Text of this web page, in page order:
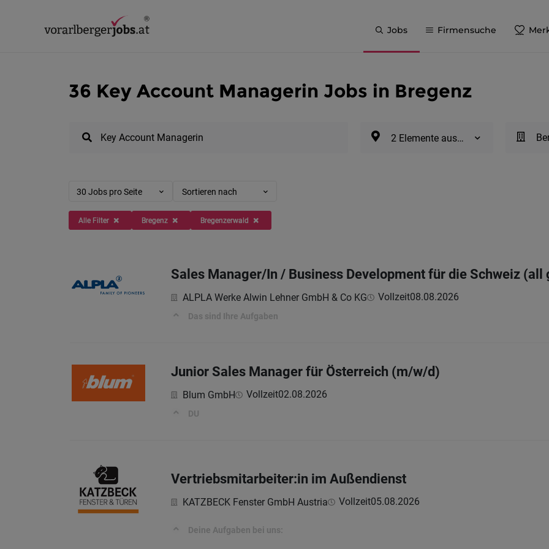
Jobs Firmensuche
36 Key Account Managerin Jobs in Bregenz
2 Elemente ausgewählt
30 Jobs pro Seite Sortieren nach
Alle Filter Bregenz Bregenzerwald
Sales Manager/In / Business Development für die Schweiz (all
ALPLA Werke Alwin Lehner GmbH & Co KG Vollzeit08.08.2026
Das sind Ihre Aufgaben
Junior Sales Manager für Österreich (m/w/d)
Blum GmbH Vollzeit02.08.2026
DU
Vertriebsmitarbeiter:in im Außendienst
KATZBECK Fenster GmbH Austria Vollzeit05.08.2026
Deine Aufgaben bei uns: